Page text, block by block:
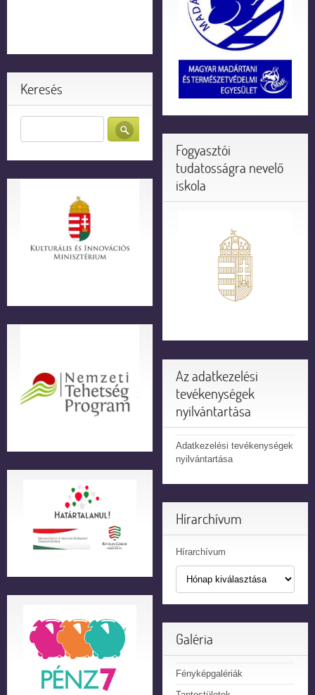
Keresés
Fogyasztói
tudatosságra nevelő
iskola
Az adatkezelési
tevékenységek
nyilvántartása
Adatkezelési tevékenységek
nyilvántartása
Hírarchívum
Hírarchívum
Galéria
Fényképgalériák